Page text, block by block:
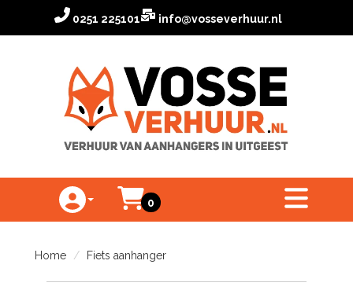
0251 225101 info@vosseverhuur.nl
Toggle Account dropdown
Winkelwagen
0
toggle menu
Home Fiets aanhanger